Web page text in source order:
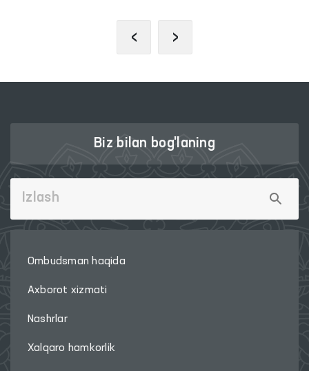
‹ ›
Biz bilan bog'laning
Ombudsman haqida
Axborot xizmati
Nashrlar
Xalqaro hamkorlik